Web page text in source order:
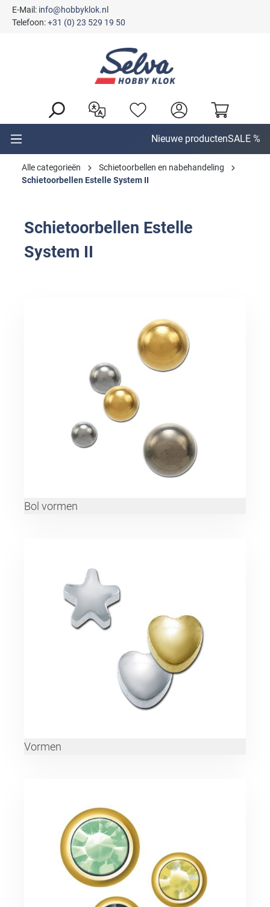
E-Mail: info@hobbyklok.nl
Telefoon:+31 (0) 23 529 19 50
Nieuwe productenSALE %
Alle categorieën
Schietoorbellen en nabehandeling
Schietoorbellen Estelle System II
Schietoorbellen Estelle
System II
Bol vormen
Vormen